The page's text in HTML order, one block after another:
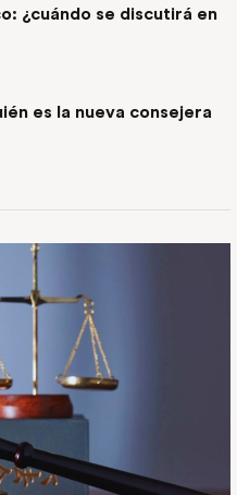
¿cuándo se discutirá en
es la nueva consejera